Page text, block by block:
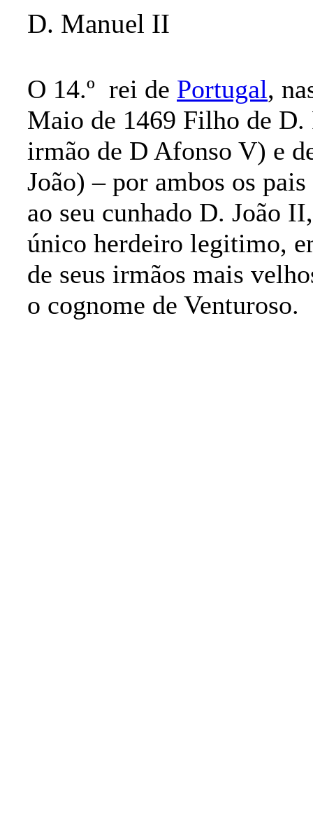
D. Manuel II
O 14.º rei de Portugal,
Maio de 1469 Filho de D.
irmão de D Afonso V) e
João) – por ambos os
ao seu cunhado D. João
único herdeiro legitimo,
de seus irmãos mais
o cognome de Venturoso.